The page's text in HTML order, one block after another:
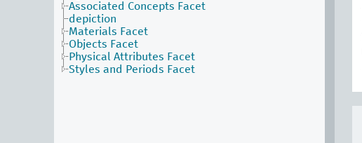
Associated Concepts Facet
depiction
Materials Facet
Objects Facet
Physical Attributes Facet
Styles and Periods Facet